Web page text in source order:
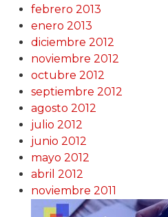
febrero 2013
enero 2013
diciembre 2012
noviembre 2012
octubre 2012
septiembre 2012
agosto 2012
julio 2012
junio 2012
mayo 2012
abril 2012
noviembre 2011